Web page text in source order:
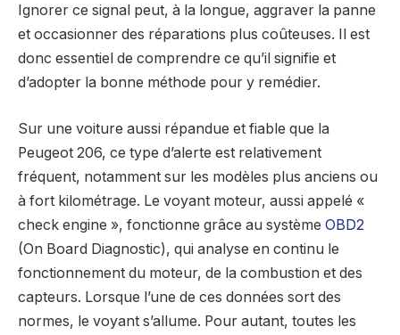
Ignorer ce signal peut, à la longue, aggraver la panne
et occasionner des réparations plus coûteuses. Il est
donc essentiel de comprendre ce qu’il signifie et
d’adopter la bonne méthode pour y remédier.
Sur une voiture aussi répandue et fiable que la
Peugeot 206, ce type d’alerte est relativement
fréquent, notamment sur les modèles plus anciens ou
à fort kilométrage. Le voyant moteur, aussi appelé «
check engine », fonctionne grâce au système OBD2
(On Board Diagnostic), qui analyse en continu le
fonctionnement du moteur, de la combustion et des
capteurs. Lorsque l’une de ces données sort des
normes, le voyant s’allume. Pour autant, toutes les